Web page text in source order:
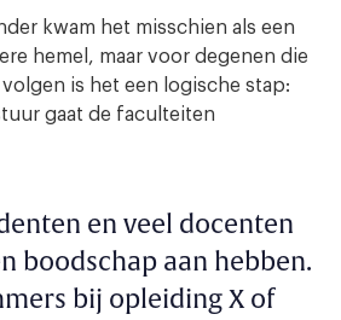
kwam het misschien als een
hemel, maar voor degenen die
is het een logische stap:
gaat de faculteiten
en veel docenten
boodschap aan hebben.
bij opleiding X of